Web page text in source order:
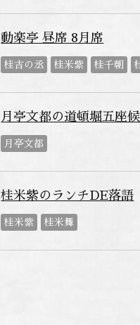
動楽亭 昼席 8月席
桂吉の丞 桂米紫 桂千朝
月亭文都の道頓堀五座候
月亭文都
桂米紫のランチDE落語
桂米紫 桂米舞